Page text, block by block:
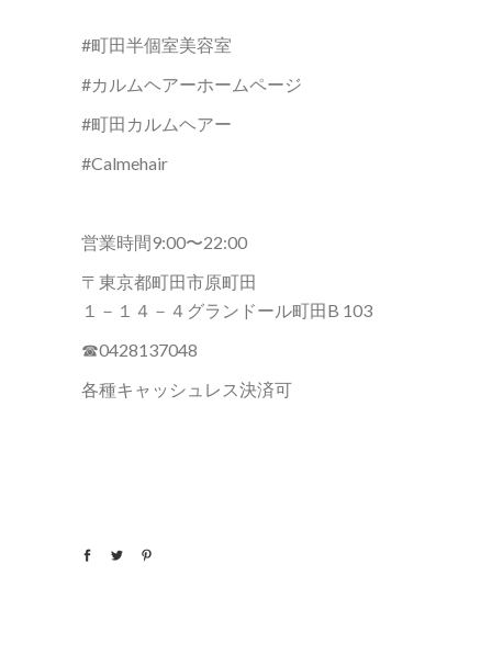
#町田半個室美容室
#カルムヘアーホームページ
#町田カルムヘアー
#Calmehair
営業時間9:00〜22:00
〒東京都町田市原町田
１－１４－４グランドール町田B 103
☎︎0428137048
各種キャッシュレス決済可